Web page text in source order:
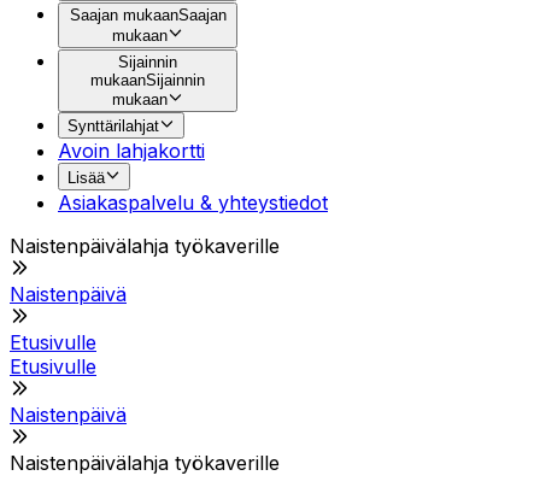
Saajan mukaanSaajan
mukaan
Sijainnin
mukaanSijainnin
mukaan
Synttärilahjat
Avoin lahjakortti
Lisää
Asiakaspalvelu & yhteystiedot
Naistenpäivälahja työkaverille
Naistenpäivä
Etusivulle
Etusivulle
Naistenpäivä
Naistenpäivälahja työkaverille